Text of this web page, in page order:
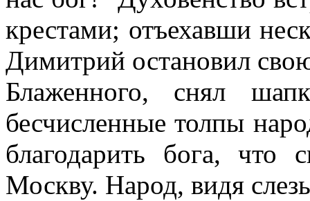
крестами; отъехавши
Димитрий остановил
Блаженного, снял
бесчисленные толпы
благодарить бога, что
Москву. Народ, видя